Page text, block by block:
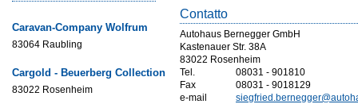
Caravan-Company Wolfrum
83064 Raubling
Cargold - Beuerberg Collection
83022 Rosenheim
Contatto
Autohaus Bernegger GmbH
Kastenauer Str. 38A
83022 Rosenheim
Tel.
08031 - 901810
Fax
08031 - 9018129
e-mail